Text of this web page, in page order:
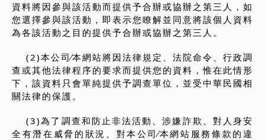
資料將因參與該活動而提供予合辦或協辦之第三人，如
您選擇參與該活動，即表示您瞭解並同意將該個人資料
為各該活動之目的提供予合辦或協辦之第三人。
(2)本公司∕本網站將因法律規定、法院命令、行政調
查或其他法律程序的要求而提供您的資料，惟在此情形
下，該資料只會單純提供予調查單位，並受中華民國相
關法律的保護。
(3)為了調查和防止非法活動、涉嫌詐欺、對人身安
全有潛在威脅的狀況、對本公司∕本網站服務條款的違